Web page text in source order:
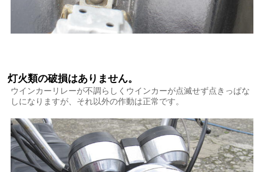
灯火類の破損はありません。
ウインカーリレーが不調らしくウインカーが点滅せず点きっぱな
しになりますが、それ以外の作動は正常です。